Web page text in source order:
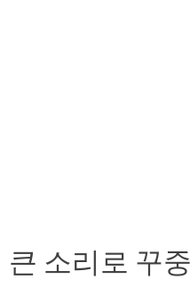
소리로 꾸